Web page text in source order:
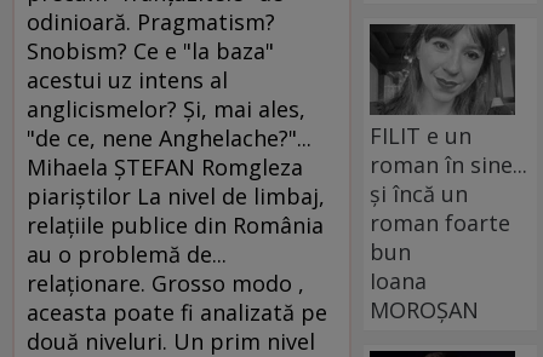
FILIT e un
roman în sine...
și încă un
roman foarte
bun
Ioana
MOROȘAN